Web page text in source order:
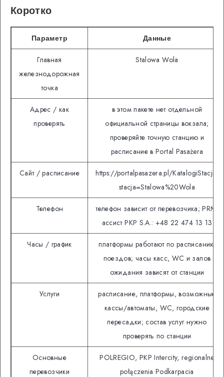
Коротко
Параметр Данные
Главная
железнодорожная
точка
Stalowa Wola
Адрес / как
проверять
в этом пакете нет отдельной
официальной страницы вокзала;
проверяйте точную станцию и
расписание в Portal Pasażera
Сайт / расписание
https://portalpasazera.pl/KatalogiStacji?
stacja=Stalowa%20Wola
Телефон
телефон зависит от перевозчика; PRM-
ассист PKP S.A.: +48 22 474 13 13
Часы / график
платформы работают по расписанию
поездов; часы касс, WC и залов
ожидания зависят от станции
Услуги
расписание, платформы, возможные
кассы/автоматы, WC, городские
пересадки; состав услуг нужно
проверять по станции
Основные
перевозчики
POLREGIO, PKP Intercity, regionalne
połączenia Podkarpacia